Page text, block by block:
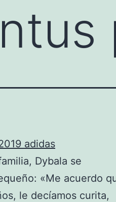
Dybala se
«Me acuerdo
le decíamos curita,